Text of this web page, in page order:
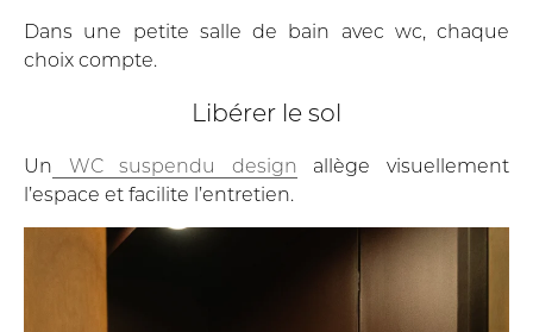
Dans une petite salle de bain avec wc, chaque
choix compte.
Libérer le sol
Un WC suspendu design allège visuellement
l’espace et facilite l’entretien.